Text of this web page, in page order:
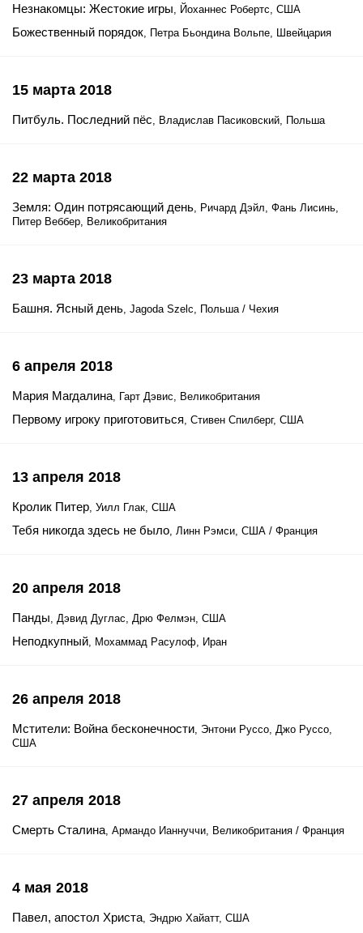
Незнакомцы: Жестокие игры, Йоханнес Робертс, США
Божественный порядок, Петра Бьондина Вольпе, Швейцария
15 марта 2018
Питбуль. Последний пёс, Владислав Пасиковский, Польша
22 марта 2018
Земля: Один потрясающий день, Ричард Дэйл, Фань Лисинь,
Питер Веббер, Великобритания
23 марта 2018
Башня. Ясный день, Jagoda Szelc, Польша / Чехия
6 апреля 2018
Мария Магдалина, Гарт Дэвис, Великобритания
Первому игроку приготовиться, Стивен Спилберг, США
13 апреля 2018
Кролик Питер, Уилл Глак, США
Тебя никогда здесь не было, Линн Рэмси, США / Франция
20 апреля 2018
Панды, Дэвид Дуглас, Дрю Фелмэн, США
Неподкупный, Мохаммад Расулоф, Иран
26 апреля 2018
Мстители: Война бесконечности, Энтони Руссо, Джо Руссо,
США
27 апреля 2018
Смерть Сталина, Армандо Ианнуччи, Великобритания / Франция
4 мая 2018
Павел, апостол Христа, Эндрю Хайатт, США